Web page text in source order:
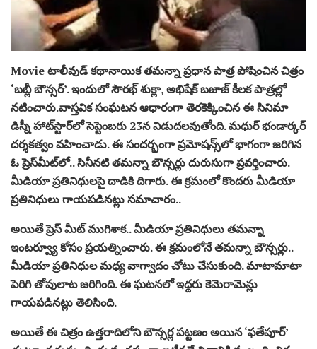
Movie టాలీవుడ్ కథానాయిక తమన్నా ప్రధాన పాత్ర పోషించిన చిత్రం
‘బబ్లీ బౌన్సర్‌’. ఇందులో సౌరభ్‌ శుక్లా, అభిషేక్‌ బజాజ్‌ కీలక పాత్రల్లో
నటించారు.వాస్తవిక సంఘటన ఆధారంగా తెరకెక్కించిన ఈ సినిమా
డిస్నీ హాట్‌స్టార్‌లో సెప్టెంబరు 23న విడుదలవుతోంది. మధుర్‌ భండార్కర్‌
దర్శకత్వం వహించాడు. ఈ సందర్భంగా ప్రమోషన్స్​లో భాగంగా జరిగిన
ఓ ప్రెస్​మీట్​లో.. సినీనటి తమన్నా బౌన్సర్లు దురుసుగా ప్రవర్తించారు.
మీడియా ప్రతినిధులపై దాడికి దిగారు. ఈ క్రమంలో కొందరు మీడియా
ప్రతినిధులు గాయపడినట్లు సమాచారం..
అయితే ప్రెస్ మీట్ ముగిశాక.. మీడియా ప్రతినిధులు తమన్నా
ఇంటర్వ్యూ కోసం ప్రయత్నించారు. ఈ క్రమంలోనే తమన్నా బౌన్సర్లు..
మీడియా ప్రతినిధుల మధ్య వాగ్వాదం చోటు చేసుకుంది. మాటామాటా
పెరిగి తోపులాట జరిగింది. ఈ ఘటనలో ఇద్దరు కెమెరామెన్లు
గాయపడినట్లు తెలిసింది.
అయితే ఈ చిత్రం ఉత్తరాదిలోని బౌన్సర్ల పట్టణం అయిన ‘ఫతేపూర్‌’